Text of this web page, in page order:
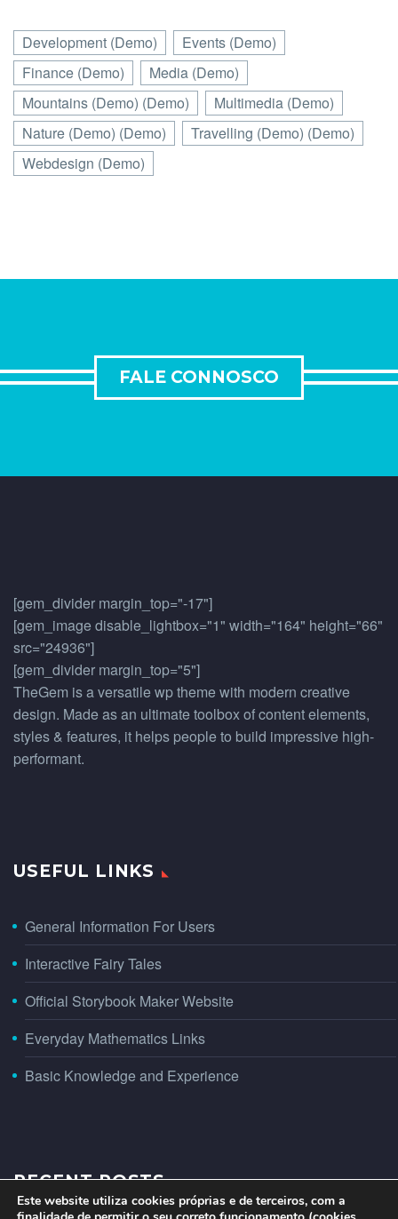
Development (Demo)
Events (Demo)
Finance (Demo)
Media (Demo)
Mountains (Demo) (Demo)
Multimedia (Demo)
Nature (Demo) (Demo)
Travelling (Demo) (Demo)
Webdesign (Demo)
FALE CONNOSCO
[gem_divider margin_top="-17"]
[gem_image disable_lightbox="1" width="164" height="66"
src="24936"]
[gem_divider margin_top="5"]
TheGem is a versatile wp theme with modern creative
design. Made as an ultimate toolbox of content elements,
styles & features, it helps people to build impressive high-
performant.
USEFUL LINKS
General Information For Users
Interactive Fairy Tales
Official Storybook Maker Website
Everyday Mathematics Links
Basic Knowledge and Experience
RECENT POSTS
Este website utiliza cookies próprias e de terceiros, com a